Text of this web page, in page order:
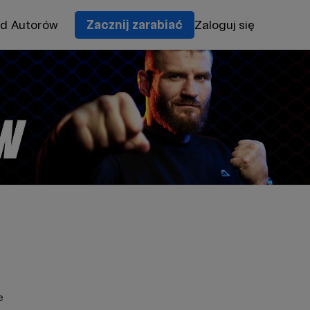
Autorów Zacznij zarabiać Zaloguj się